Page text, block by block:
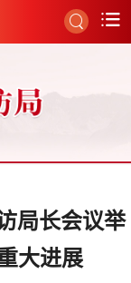
局长会议举
大进展